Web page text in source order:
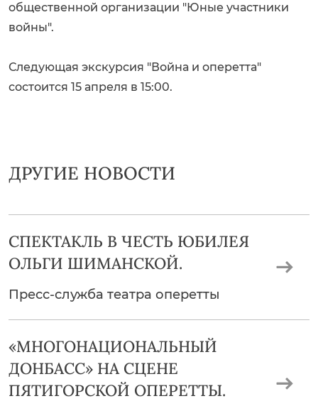
общественной организации "Юные участники
войны".
Следующая экскурсия "Война и оперетта"
состоится 15 апреля в 15:00.
ДРУГИЕ НОВОСТИ
СПЕКТАКЛЬ В ЧЕСТЬ ЮБИЛЕЯ
ОЛЬГИ ШИМАНСКОЙ.
Пресс-служба театра оперетты
«МНОГОНАЦИОНАЛЬНЫЙ
ДОНБАСС» НА СЦЕНЕ
ПЯТИГОРСКОЙ ОПЕРЕТТЫ.